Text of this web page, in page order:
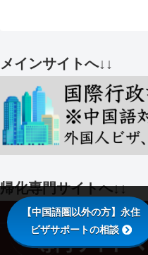
メインサイトへ↓↓
帰化専門サイトへ↓↓
【中国語圏以外の方】永住
ビザサポートの相談